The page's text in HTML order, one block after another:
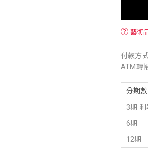
？ 藝術
付款方
ATM轉
分期數
3期 利
6期
12期